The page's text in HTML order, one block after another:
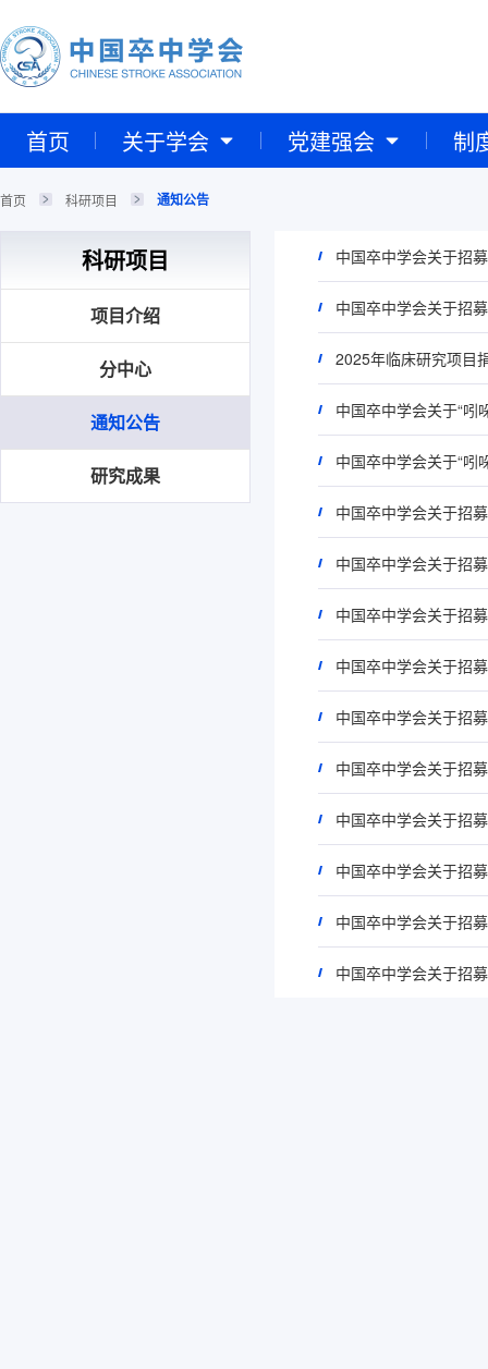
首页 关于学会 党建强会 制
首页 科研项目 通知公告
科研项目
项目介绍
分中心
通知公告
研究成果
中国卒中学会关于招
中国卒中学会关于招
2025年临床研究项目